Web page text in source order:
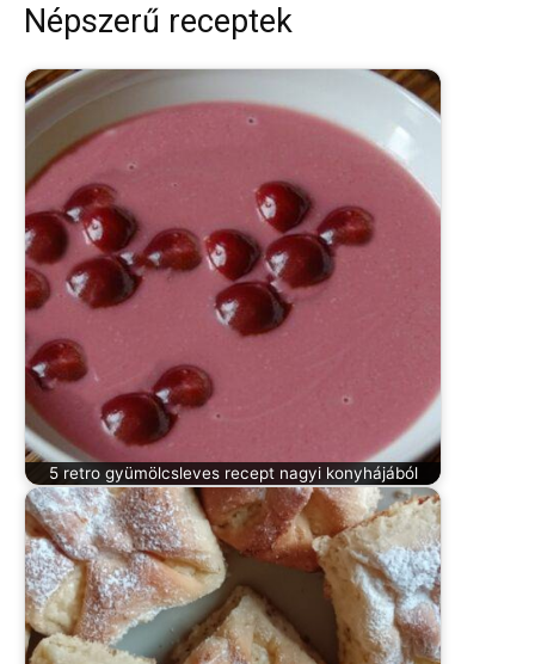
Népszerű receptek
5 retro gyümölcsleves recept nagyi konyhájából